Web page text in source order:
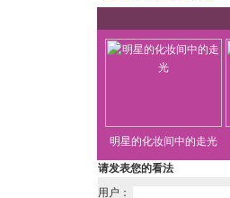
明星的化妆间中的走光
请发表您的看法
用户：